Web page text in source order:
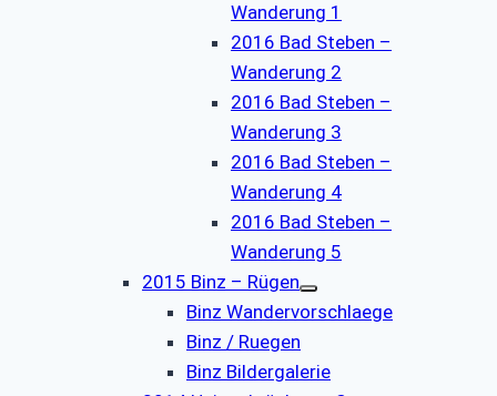
Wanderung 1
2016 Bad Steben –
Wanderung 2
2016 Bad Steben –
Wanderung 3
2016 Bad Steben –
Wanderung 4
2016 Bad Steben –
Wanderung 5
2015 Binz – Rügen
Binz Wandervorschlaege
Binz / Ruegen
Binz Bildergalerie